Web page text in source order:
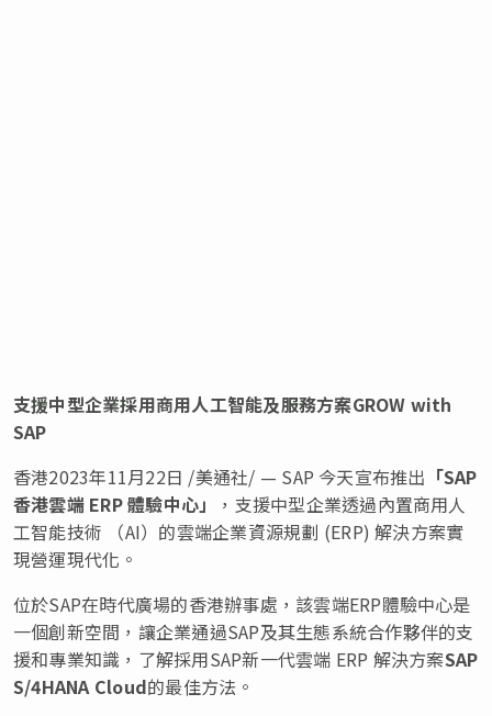
支援中型企業採用商用人工智能及服務方案GROW with
SAP
香港2023年11月22日 /美通社/ — SAP 今天宣布推出 「SAP
香港雲端 ERP 體驗中心」
，支援中型企業透過內置商用人
工智能技術 （AI）的雲端企業資源規劃 (ERP) 解決方案實
現營運現代化。
位於SAP在時代廣場的香港辦事處，該雲端ERP體驗中心是
一個創新空間，讓企業通過SAP及其生態系統合作夥伴的支
援和專業知識，了解採用SAP新一代雲端 ERP 解決方案SAP
S/4HANA Cloud的最佳方法。